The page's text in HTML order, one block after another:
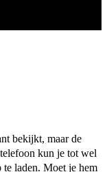
bekijkt, maar de
kun je tot wel
te laden. Moet je hem